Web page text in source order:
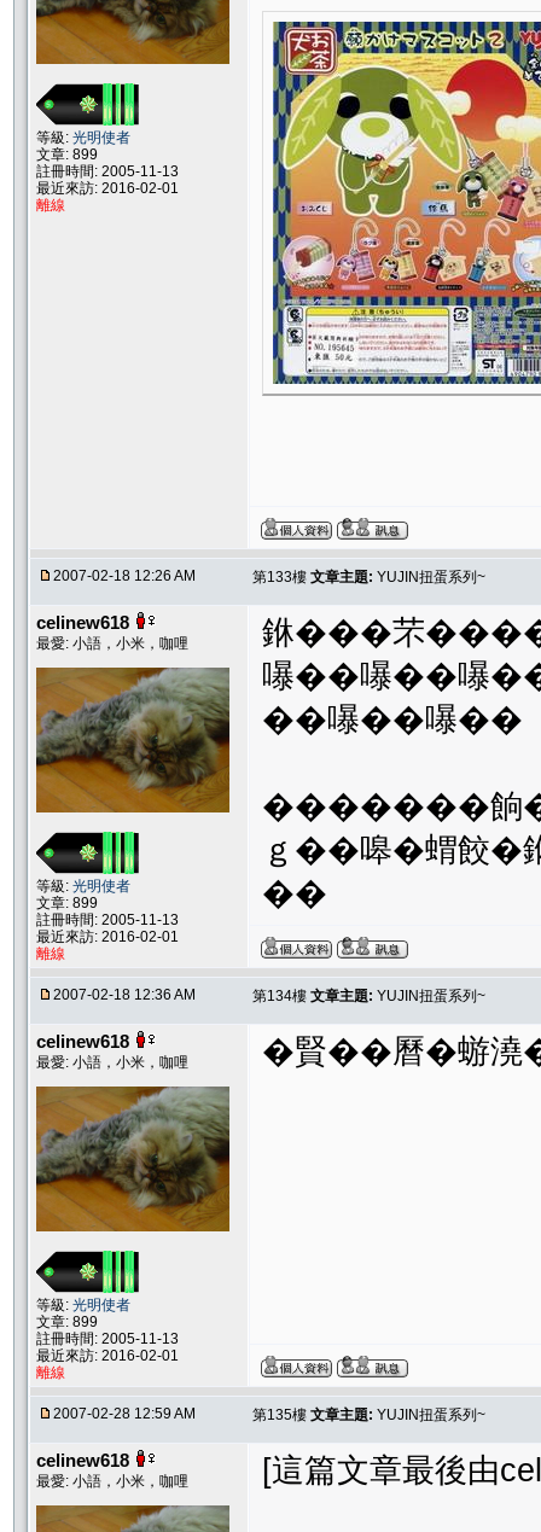
等級: 光明使者
文章: 899
註冊時間: 2005-11-13
最近來訪: 2016-02-01
離線
2007-02-18 12:26 AM 第133樓 文章主題: YUJIN扭蛋系列~
celinew618
最愛: 小語，小米，咖哩
等級: 光明使者
文章: 899
註冊時間: 2005-11-13
最近來訪: 2016-02-01
離線
銝���芣
嚗��嚗��嚗
��嚗��嚗��
�������餉�
ｇ��嗥�蝟餃
��
2007-02-18 12:36 AM 第134樓 文章主題: YUJIN扭蛋系列~
celinew618
最愛: 小語，小米，咖哩
等級: 光明使者
文章: 899
註冊時間: 2005-11-13
最近來訪: 2016-02-01
離線
�賢��曆�蝣
2007-02-28 12:59 AM 第135樓 文章主題: YUJIN扭蛋系列~
celinew618
最愛: 小語，小米，咖哩 [這篇文章最後由